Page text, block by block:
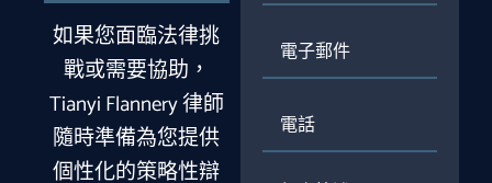
如果您面臨法律挑
戰或需要協助，
Tianyi Flannery 律師
隨時準備為您提供
個性化的策略性辯
郵